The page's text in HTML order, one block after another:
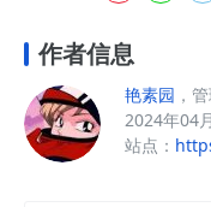
作者信息
艳素园 ，
2024年04
站点：